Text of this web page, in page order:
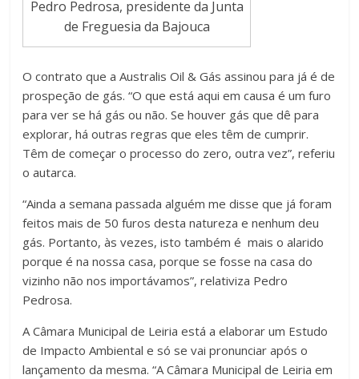
Pedro Pedrosa, presidente da Junta
de Freguesia da Bajouca
O contrato que a Australis Oil & Gás assinou para já é de
prospeção de gás. “O que está aqui em causa é um furo
para ver se há gás ou não. Se houver gás que dê para
explorar, há outras regras que eles têm de cumprir.
Têm de começar o processo do zero, outra vez”, referiu
o autarca.
“Ainda a semana passada alguém me disse que já foram
feitos mais de 50 furos desta natureza e nenhum deu
gás. Portanto, às vezes, isto também é mais o alarido
porque é na nossa casa, porque se fosse na casa do
vizinho não nos importávamos”, relativiza Pedro
Pedrosa.
A Câmara Municipal de Leiria está a elaborar um Estudo
de Impacto Ambiental e só se vai pronunciar após o
lançamento da mesma. “A Câmara Municipal de Leiria em